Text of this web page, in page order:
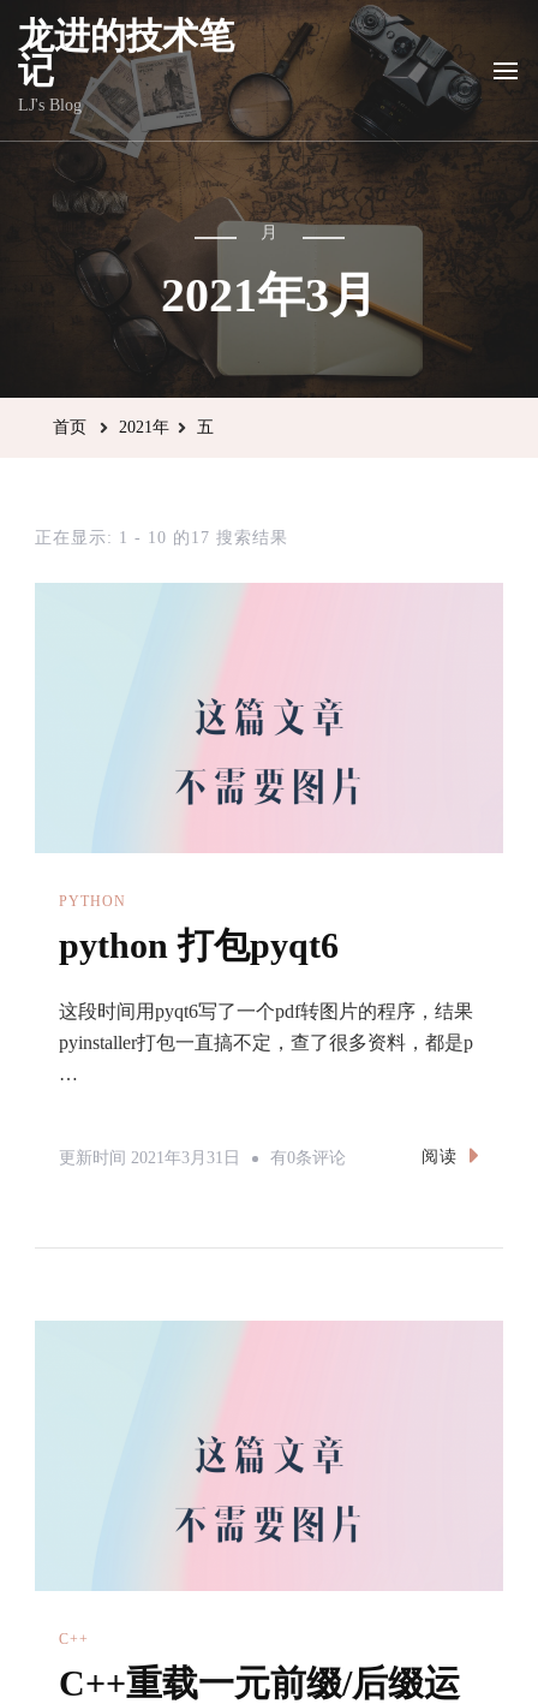
龙进的技术笔
记
LJ's Blog
月
2021年3月
首页 2021年 五
正在显示: 1 - 10 的17 搜索结果
PYTHON
python 打包pyqt6
这段时间用pyqt6写了一个pdf转图片的程序，结果
pyinstaller打包一直搞不定，查了很多资料，都是p
…
更新时间 2021年3月31日
Python
有0条评论 阅读
C++
C++重载一元前缀/后缀运